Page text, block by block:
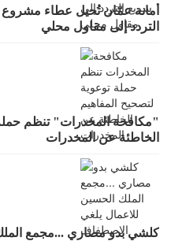
أمانة عمّان تُحيل عطاء
التردد إلى مقاول محلي
"مكافحة المخدرات" تنظم
الخاطئة عن المخدرات
كلشي بدو مصاري ...مجمع